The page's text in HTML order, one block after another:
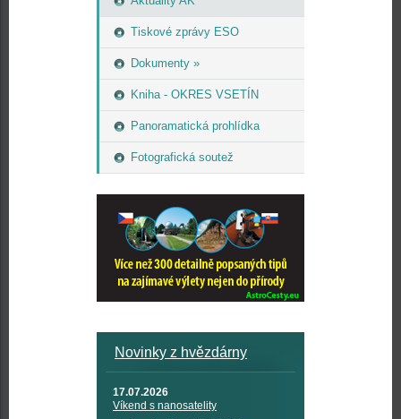
Tiskové zprávy ESO
Dokumenty »
Kniha - OKRES VSETÍN
Panoramatická prohlídka
Fotografická soutež
Novinky z hvězdárny
17.07.2026
Víkend s nanosatelity